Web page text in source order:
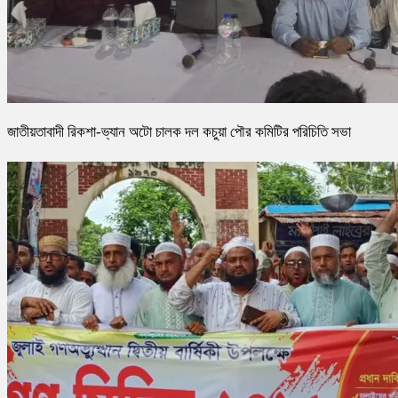
জাতীয়তাবাদী রিকশা-ভ্যান অটো চালক দল কচুয়া পৌর কমিটির পরিচিতি সভা